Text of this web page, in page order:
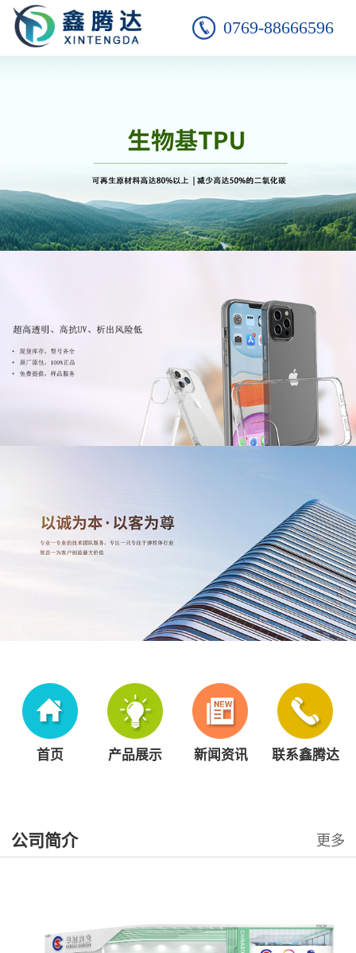
0769-88666596
首页 产品展示 新闻资讯 联系鑫腾达
公司简介 更多